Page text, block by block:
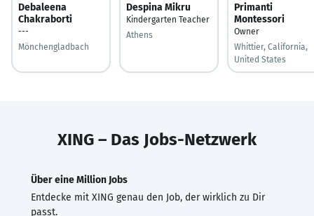
Debaleena
Chakraborti
---
Mönchengladbach
Despina Mikru
Kindergarten Teacher
Athens
Primanti
Montessori
Owner
Whittier, California,
United States
XING – Das Jobs-Netzwerk
Über eine Million Jobs
Entdecke mit XING genau den Job, der wirklich zu Dir
passt.